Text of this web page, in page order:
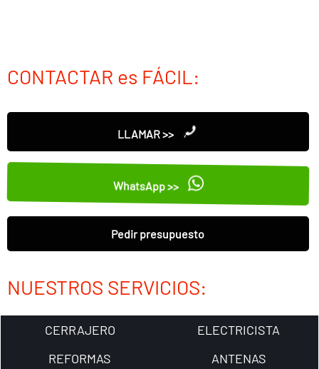
CONTACTAR es FÁCIL:
LLAMAR >>
WhatsApp >>
Pedir presupuesto
NUESTROS SERVICIOS:
CERRAJERO
ELECTRICISTA
REFORMAS
ANTENAS